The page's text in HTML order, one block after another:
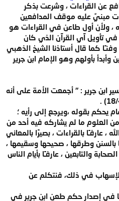
عن القراءات ، وشرعت بذكر
مبنيٌ عليه موقف المدافعين
، ولأن أول طاعن في القراءات هو
في تأويل آي القرآن الذي كان
وفنـًا كما قال أستاذنا الشيخ الذهبي
بأولهم وهو الإمام ابن جرير
ابن جرير : " أجمعت الأمة على أنه
يحكم بقوله ،ويرجع إلى رأيه ؛
العلوم ما لم يشاركه فيه أحد من
عارفـًا بالقراءات ، بصيرًا بالمعاني
بالسنن وطرقها ، صحيحها وسقيمها ،
والتابعين ، عارفـًا بأيام الناس
في ذلك، فنتكلم عن
في إصدار حكم طعن ابن جرير في